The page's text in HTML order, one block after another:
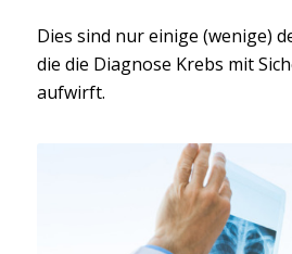
Dies sind nur einige (wenige)
die die Diagnose Krebs mit
aufwirft.